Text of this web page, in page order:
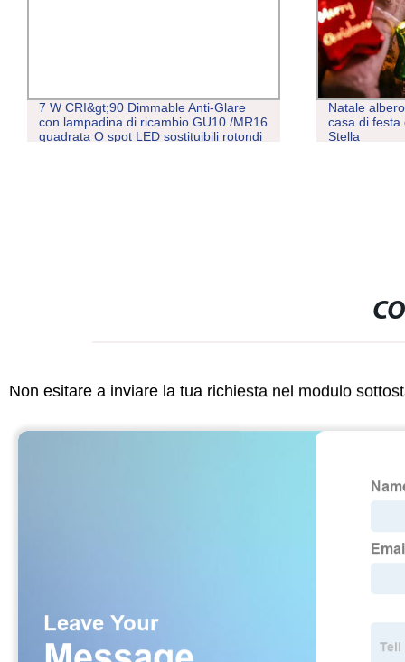
7 W CRI&gt;90 Dimmable Anti-Glare
con lampadina di ricambio GU10 /MR16
quadrata O spot LED sostituibili rotondi
Natale
casa di festa
Stella
Non esitare a inviare la tua richiesta nel modulo